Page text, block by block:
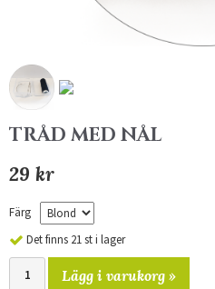
TRÅD MED NÅL
29 kr
Färg
Det finns 21 st i lager
Lägg i varukorg »